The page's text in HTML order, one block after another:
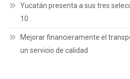
Yucatán presenta a sus tres
10
Mejorar financieramente el
un servicio de calidad